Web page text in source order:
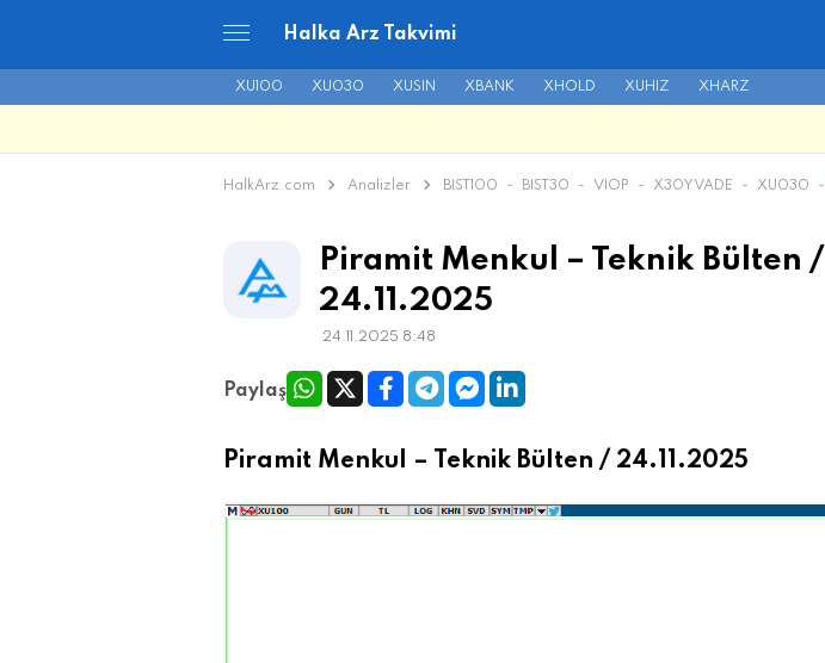
Halka Arz Takvimi
XU100 XU030 XUSIN XBANK XHOLD XUHIZ XHARZ
HalkArz.com Analizler BIST100 - BIST30 - VIOP - X30YVADE - XU030 -
Piramit Menkul – Teknik Bülten /
24.11.2025
24.11.2025 8:48
Paylaş
Piramit Menkul – Teknik Bülten / 24.11.2025